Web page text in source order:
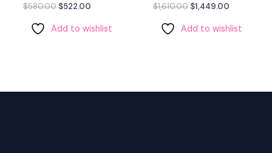
$580.00 $522.00
Add to wishlist
$1,610.00 $1,449.00
Add to wishlist